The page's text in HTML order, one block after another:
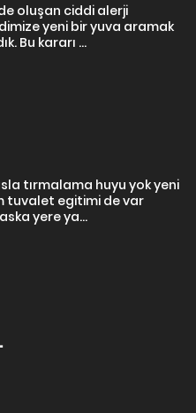
oluşan ciddi alerji
yeni bir yuva aramak
Bu kararı ...
tırmalama huyu yok yeni
tuvalet egitimi de var
yere ya...